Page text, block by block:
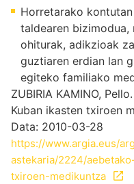
Horretarako
taldearen bizimodua,
ohiturak, adikzioak
guztiaren erdian lan
egiteko familiako
ZUBIRIA KAMINO,
Kuban ikasten txiroen
Data: 2010-03-28
https://www.argia.eus/
astekaria/2224/
txiroen-medikuntza